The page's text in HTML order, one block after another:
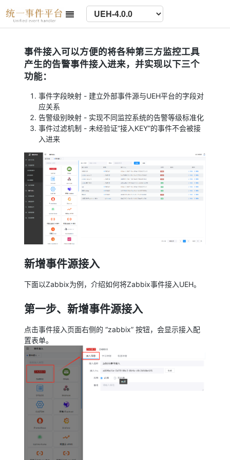
事件接入可以方便的将各种第三方监控工具
产生的告警事件接入进来，并实现以下三个
功能：
事件字段映射 - 建立外部事件源与UEH平台的字段对
应关系
告警级别映射 - 实现不同监控系统的告警等级标准化
事件过滤机制 - 未经验证“接入KEY”的事件不会被接
入进来
新增事件源接入
下面以Zabbix为例，介绍如何将Zabbix事件接入UEH。
第一步、新增事件源接入
点击事件接入页面右侧的 “zabbix” 按钮，会显示接入配
置表单。